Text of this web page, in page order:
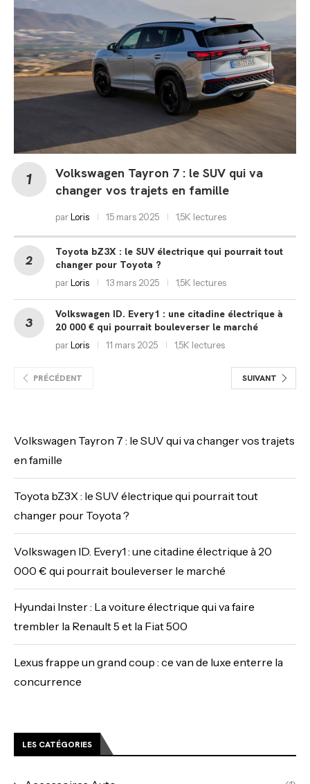
Volkswagen Tayron 7 : le SUV qui va
changer vos trajets en famille
parLoris 15 mars 2025 1,5K lectures
Toyota bZ3X : le SUV électrique qui pourrait tout
changer pour Toyota ?
parLoris 13 mars 2025 1,5K lectures
Volkswagen ID. Every1 : une citadine électrique à
20 000 € qui pourrait bouleverser le marché
parLoris 11 mars 2025 1,5K lectures
PRÉCÉDENT SUIVANT
Volkswagen Tayron 7 : le SUV qui va changer vos trajets
en famille
Toyota bZ3X : le SUV électrique qui pourrait tout
changer pour Toyota ?
Volkswagen ID. Every1 : une citadine électrique à 20
000 € qui pourrait bouleverser le marché
Hyundai Inster : La voiture électrique qui va faire
trembler la Renault 5 et la Fiat 500
Lexus frappe un grand coup : ce van de luxe enterre la
concurrence
LES CATÉGORIES